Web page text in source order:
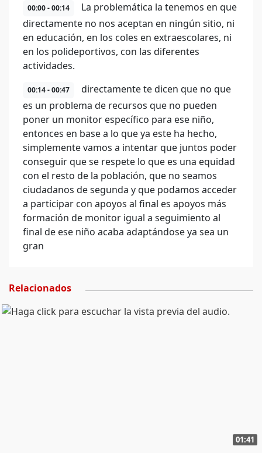
00:00 - 00:14
La problemática la tenemos en que
directamente no nos aceptan en ningún sitio, ni
en educación, en los coles en extraescolares, ni
en los polideportivos, con las diferentes
actividades.
00:14 - 00:47
directamente te dicen que no que
es un problema de recursos que no pueden
poner un monitor específico para ese niño,
entonces en base a lo que ya este ha hecho,
simplemente vamos a intentar que juntos poder
conseguir que se respete lo que es una equidad
con el resto de la población, que no seamos
ciudadanos de segunda y que podamos acceder
a participar con apoyos al final es apoyos más
formación de monitor igual a seguimiento al
final de ese niño acaba adaptándose ya sea un
gran
Relacionados
01:41